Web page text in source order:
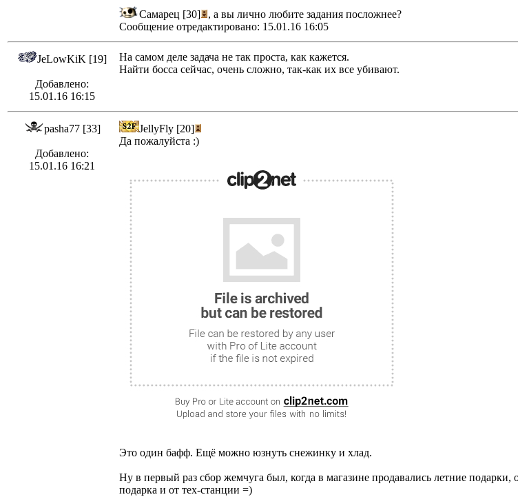
Самарец [30]
, а вы лично любите задания посложнее?
Сообщение отредактировано: 15.01.16 16:05
JeLowKiK [19]
Добавлено:
15.01.16 16:15
На самом деле задача не так проста, как кажется.
Найти босса сейчас, очень сложно, так-как их все убивают.
pasha77 [33]
Добавлено:
15.01.16 16:21
JellyFly [20]
Да пожалуйста :)
Это один бафф. Ещё можно юзнуть снежинку и хлад.
Ну в первый раз сбор жемчуга был, когда в магазине продавались летние
подарка и от тех-станции =)